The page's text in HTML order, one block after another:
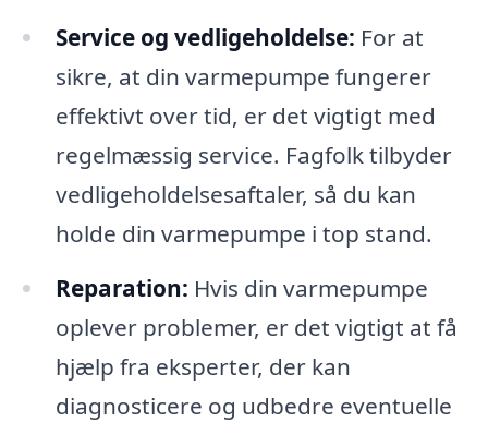
Service og vedligeholdelse: For at
sikre, at din varmepumpe fungerer
effektivt over tid, er det vigtigt med
regelmæssig service. Fagfolk tilbyder
vedligeholdelsesaftaler, så du kan
holde din varmepumpe i top stand.
Reparation: Hvis din varmepumpe
oplever problemer, er det vigtigt at få
hjælp fra eksperter, der kan
diagnosticere og udbedre eventuelle